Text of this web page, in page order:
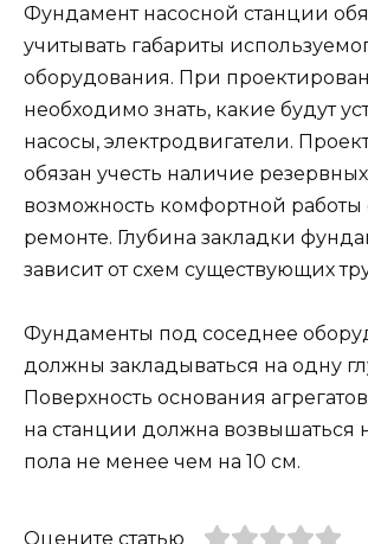
Фундамент насосной станции
учитывать габариты
оборудования. При
необходимо знать, какие будут
насосы, электродвигатели.
обязан учесть наличие
возможность комфортной работы
ремонте. Глубина закладки
зависит от схем существующих
Фундаменты под соседнее
должны закладываться на одну
Поверхность основания
на станции должна возвышаться
пола не менее чем на 10 см.
Оцените статью